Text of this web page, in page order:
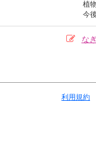
植
今
な
利用規約